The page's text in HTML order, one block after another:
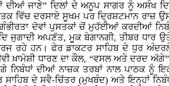
ਦੀਆਂ ਜਾਣੇ” ਦਿਲਾਂ ਦੇ ਅਨੂਪ ਸਾਗਰ ਨੂੰ ਅਸੰਖ
ਵਿੱਚ ਦਰਸਾਏ ਸੂਖਮ ਪਰ ਦ੍ਰਿਸ਼ਟਮਾਨ
ਦੋਵਾਂ ਪੁਸਤਕਾਂ ਚੋਂ ਮੁਹੱਈਆਂ ਕਰਦੀਆਂ
ਅਪਣੱਤ, ਮੂਕ ਬੇਗਾਨਗੀ, ਤੀਬਰ ਧਾਰ
ਰਹੇ ਹਨ। ਫੇਰ ਡਾਕਟਰ ਸਾਹਿਬ ਦੇ ਧੁਰ
ਖ਼ਾਮੋਸ਼ੀ ਧਾਰਣ ਦਾ ਕੌਲ, “ਵਸਲ ਅਤੇ ਦਰਦ
ਨਿਬੰਧਾਂ ਦੀਆਂ ਨਾਜ਼ਕ ਤਰਬਾਂ ਨਾਲ ਪਾਠਕ ਨੂੰ
ਸਾਹਿਬ ਦੇ ਸਵੈ-ਚਿੱਤਰ (ਮੁਖਬੰਦ) ਅਤੇ ਇਨ੍ਹਾਂ